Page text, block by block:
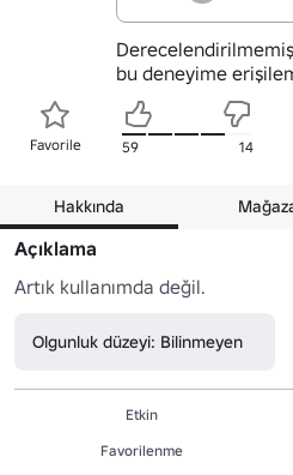
bu deneyime
Favorile 59 14
Hakkında
Açıklama
Artık kullanımda değil.
Olgunluk düzeyi: Bilinmeyen
Etkin
Favorilenme